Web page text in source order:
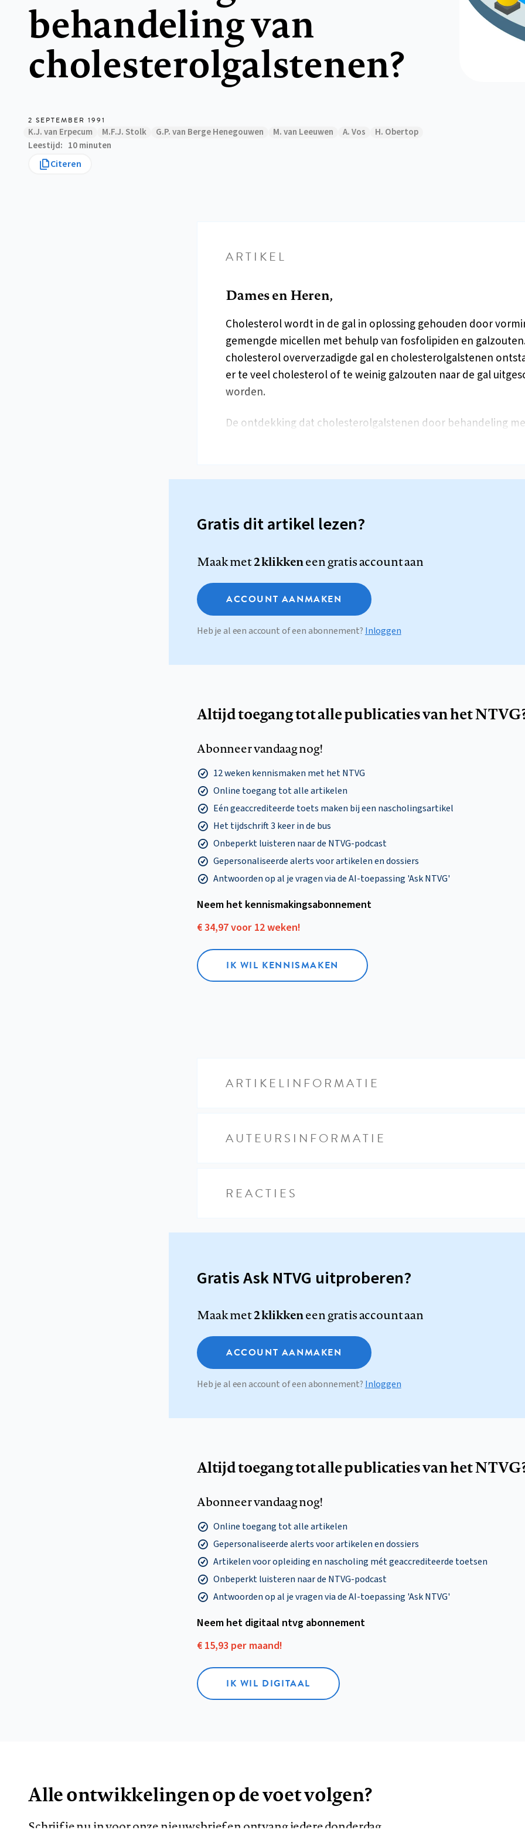
behandeling van
cholesterolgalstenen?
2 SEPTEMBER 1991
K.J. van Erpecum M.F.J. Stolk G.P. van Berge Henegouwen M. van Leeuwen A. Vos
H. Obertop
Leestijd
10 minuten
Citeren
ARTIKEL
Dames en Heren,
Cholesterol wordt in de gal in oplossing gehouden door
gemengde micellen met behulp van fosfolipiden en
cholesterol oververzadigde gal en cholesterolgalstenen
er te veel cholesterol of te weinig galzouten naar de gal
worden.
De ontdekking dat cholesterolgalstenen door behandeling
Gratis dit artikel lezen?
Maak met2 klikkeneen gratis account aan
ACCOUNT AANMAKEN
Heb je al een account of een abonnement? Inloggen
Altijd toegang tot alle publicaties van het
Abonneer vandaag nog!
12 weken kennismaken met het NTVG
Online toegang tot alle artikelen
Eén geaccrediteerde toets maken bij een nascholingsartikel
Het tijdschrift 3 keer in de bus
Onbeperkt luisteren naar de NTVG-podcast
Gepersonaliseerde alerts voor artikelen en dossiers
Antwoorden op al je vragen via de AI-toepassing 'Ask NTVG'
Neem het kennismakings­abonnement
€ 34,97 voor 12 weken!
IK WIL KENNISMAKEN
ARTIKELINFORMATIE
AUTEURSINFORMATIE
REACTIES
Gratis Ask NTVG uitproberen?
Maak met2 klikkeneen gratis account aan
ACCOUNT AANMAKEN
Heb je al een account of een abonnement? Inloggen
Altijd toegang tot alle publicaties van het
Abonneer vandaag nog!
Online toegang tot alle artikelen
Gepersonaliseerde alerts voor artikelen en dossiers
Artikelen voor opleiding en nascholing mét geaccrediteerde toetsen
Onbeperkt luisteren naar de NTVG-podcast
Antwoorden op al je vragen via de AI-toepassing 'Ask NTVG'
Neem het digitaal ntvg abonnement
€ 15,93 per maand!
IK WIL DIGITAAL
Alle ontwikkelingen op de voet volgen?
Schrijf je nu in voor onze nieuwsbrief en ontvang iedere donderdag